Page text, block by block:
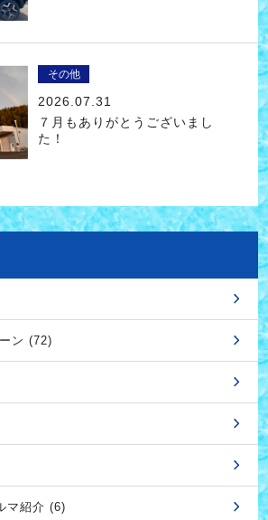
その他
2026.07.31
７月もありがとうございまし
た！
ン (72)
マ紹介 (6)